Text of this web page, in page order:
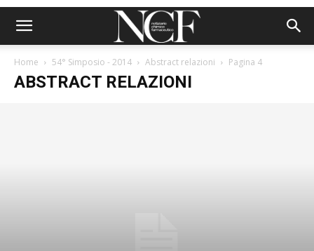
Home 54° Simposio - 2014 Abstract relazioni Pagina 4
ABSTRACT RELAZIONI